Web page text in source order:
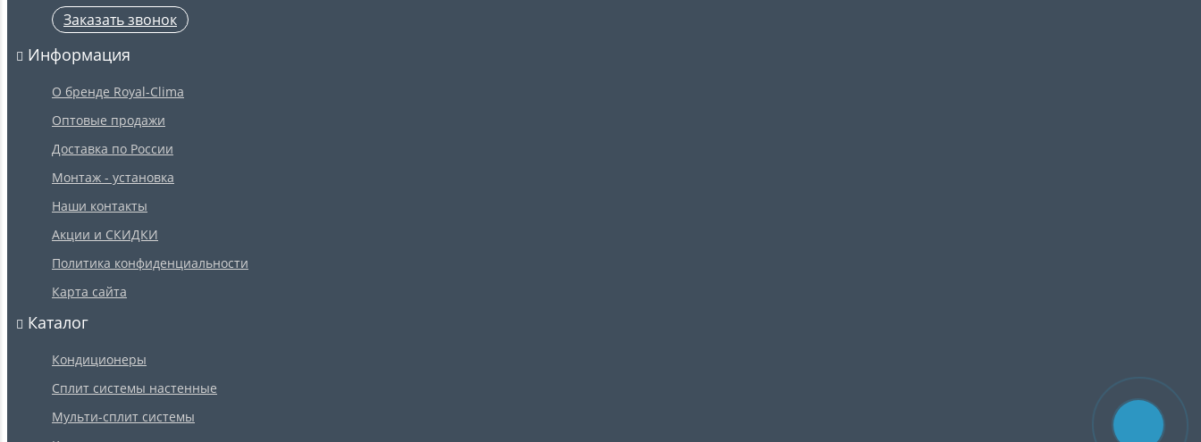
Заказать звонок
Информация
О бренде Royal-Clima
Оптовые продажи
Доставка по России
Монтаж - установка
Наши контакты
Акции и СКИДКИ
Политика конфиденциальности
Карта сайта
Каталог
Кондиционеры
Сплит системы настенные
Мульти-сплит системы